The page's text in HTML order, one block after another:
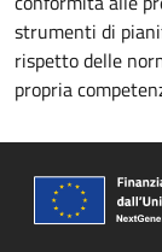
strumenti di
rispetto delle
propria